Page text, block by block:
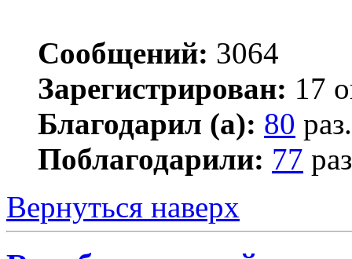
Сообщений: 3064
Зарегистрирован: 17
Благодарил (а): 80 раз.
Поблагодарили: 77
Вернуться наверх